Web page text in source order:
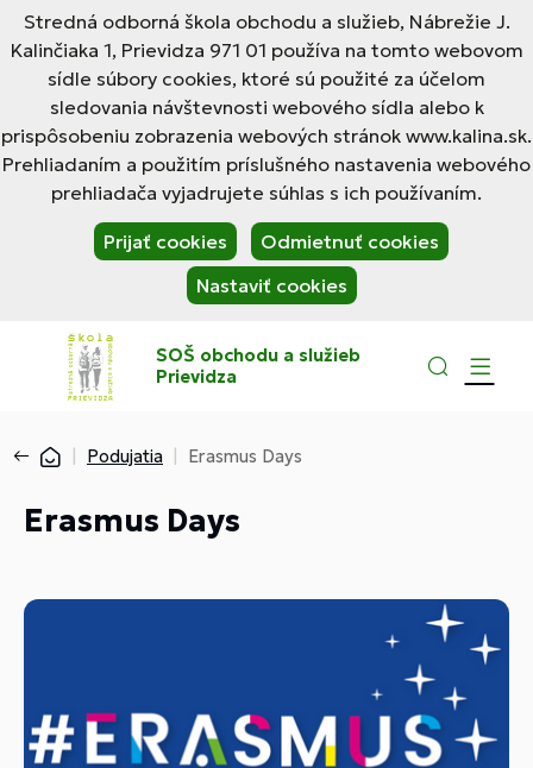
Stredná odborná škola obchodu a služieb, Nábrežie J.
Kalinčiaka 1, Prievidza 971 01 používa na tomto webovom
sídle súbory cookies, ktoré sú použité za účelom
sledovania návštevnosti webového sídla alebo k
prispôsobeniu zobrazenia webových stránok www.kalina.sk.
Prehliadaním a použitím príslušného nastavenia webového
prehliadača vyjadrujete súhlas s ich používaním.
Prijať cookies
Odmietnuť cookies
Nastaviť cookies
SOŠ obchodu a služieb
Prievidza
Podujatia Erasmus Days
Erasmus Days